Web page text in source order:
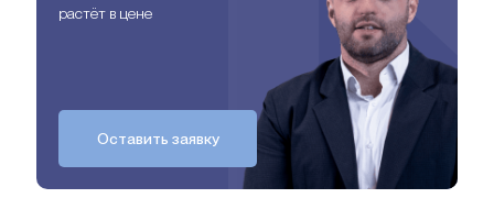
растёт в цене
Оставить заявку